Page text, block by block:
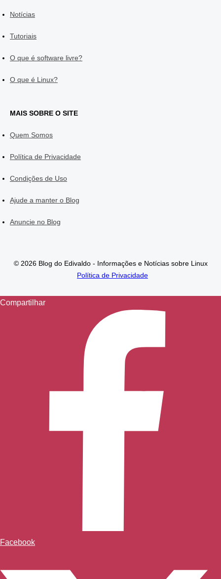
Notícias
Tutoriais
O que é software livre?
O que é Linux?
MAIS SOBRE O SITE
Quem Somos
Política de Privacidade
Condições de Uso
Ajude a manter o Blog
Anuncie no Blog
© 2026 Blog do Edivaldo - Informações e Notícias sobre Linux
Política de Privacidade
Compartilhar
Facebook